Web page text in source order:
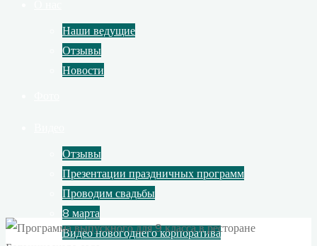
Наши ведущие
Отзывы
Новости
Отзывы
Презентации праздничных программ
Проводим свадьбы
8 марта
Видео новогоднего корпоратива